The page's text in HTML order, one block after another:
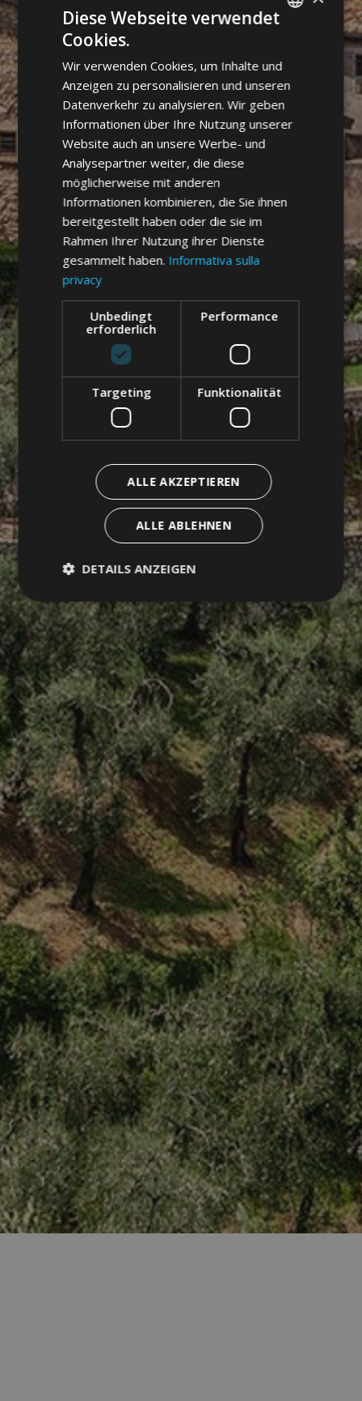
GERMAN
Diese Webseite verwendet
Cookies.
Wir verwenden Cookies, um Inhalte und
Anzeigen zu personalisieren und unseren
Datenverkehr zu analysieren. Wir geben
Informationen über Ihre Nutzung unserer
Website auch an unsere Werbe- und
Analysepartner weiter, die diese
möglicherweise mit anderen
Informationen kombinieren, die Sie ihnen
bereitgestellt haben oder die sie im
Rahmen Ihrer Nutzung ihrer Dienste
gesammelt haben. Informativa sulla
privacy
Unbedingt
erforderlich
Performance
Targeting Funktionalität
ALLE AKZEPTIEREN
ALLE ABLEHNEN
DETAILS ANZEIGEN